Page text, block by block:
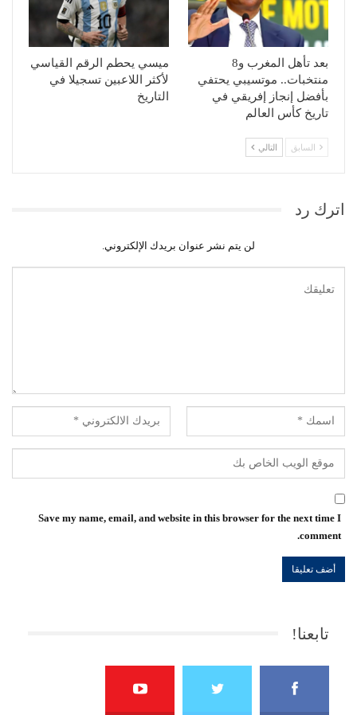
بعد تأهل المغرب و8
منتخبات.. موتسيبي يحتفي
بأفضل إنجاز إفريقي في
تاريخ كأس العالم
ميسي يحطم الرقم القياسي
لأكثر اللاعبين تسجيلا في
التاريخ
السابق التالي
اترك رد
لن يتم نشر عنوان بريدك الإلكتروني.
Save my name, email, and website in this browser for the next time I
comment.
تابعنا!